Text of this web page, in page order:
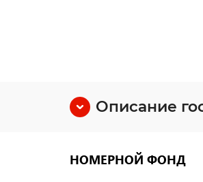
Описание
НОМЕРНОЙ ФОНД